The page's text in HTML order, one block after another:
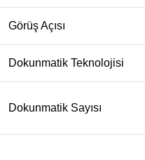
Görüş Açısı
Dokunmatik Teknolojisi
Dokunmatik Sayısı